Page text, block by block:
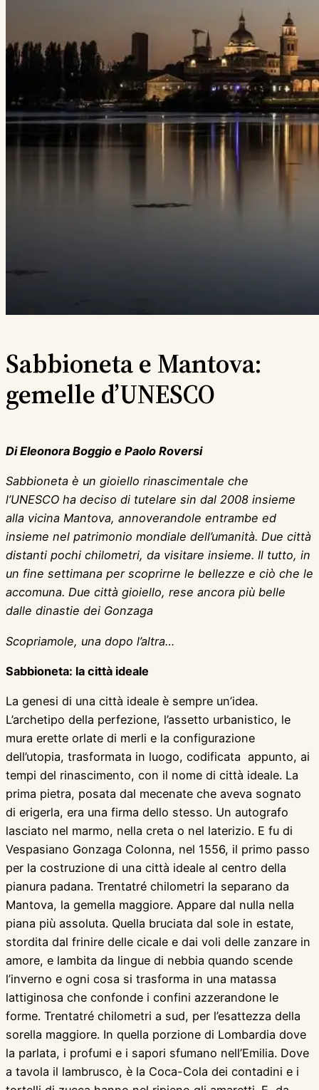
Sabbioneta e Mantova:
gemelle d’UNESCO
Di Eleonora Boggio e Paolo Roversi
Sabbioneta è un gioiello rinascimentale che
l’UNESCO ha deciso di tutelare sin dal 2008 insieme
alla vicina Mantova, annoverandole entrambe ed
insieme nel patrimonio mondiale dell’umanità. Due città
distanti pochi chilometri, da visitare insieme. Il tutto, in
un fine settimana per scoprirne le bellezze e ciò che le
accomuna. Due città gioiello, rese ancora più belle
dalle dinastie dei Gonzaga
Scopriamole, una dopo l’altra…
Sabbioneta: la città ideale
La genesi di una città ideale è sempre un’idea.
L’archetipo della perfezione, l’assetto urbanistico, le
mura erette orlate di merli e la configurazione
dell’utopia, trasformata in luogo, codificata appunto, ai
tempi del rinascimento, con il nome di città ideale. La
prima pietra, posata dal mecenate che aveva sognato
di erigerla, era una firma dello stesso. Un autografo
lasciato nel marmo, nella creta o nel laterizio. E fu di
Vespasiano Gonzaga Colonna, nel 1556, il primo passo
per la costruzione di una città ideale al centro della
pianura padana. Trentatré chilometri la separano da
Mantova, la gemella maggiore. Appare dal nulla nella
piana più assoluta. Quella bruciata dal sole in estate,
stordita dal frinire delle cicale e dai voli delle zanzare in
amore, e lambita da lingue di nebbia quando scende
l’inverno e ogni cosa si trasforma in una matassa
lattiginosa che confonde i confini azzerandone le
forme. Trentatré chilometri a sud, per l’esattezza della
sorella maggiore. In quella porzione di Lombardia dove
la parlata, i profumi e i sapori sfumano nell’Emilia. Dove
a tavola il lambrusco, è la Coca-Cola dei contadini e i